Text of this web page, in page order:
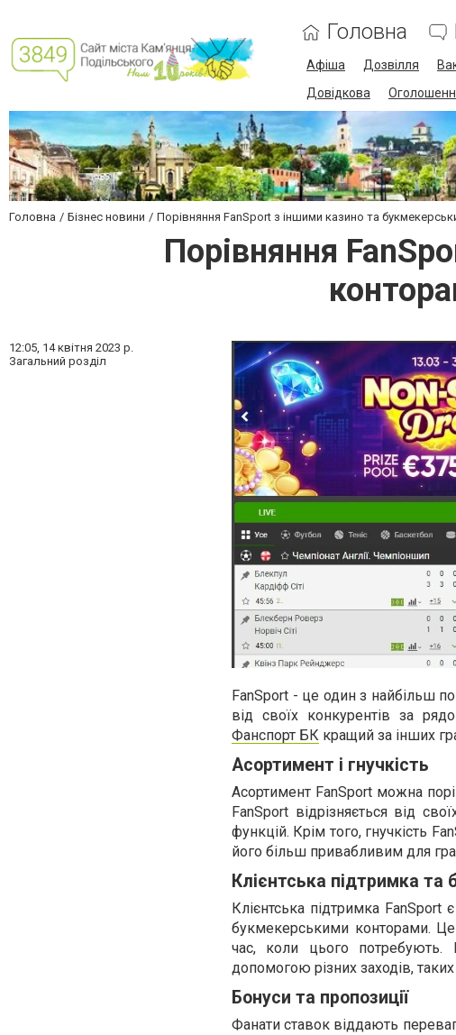
Головна
Афіша Дозвілля
Довідкова
Головна Бізнес новини Порівняння FanSport з іншими казино та
Порівняння
12:05, 14 квітня 2023 р.
Загальний розділ
FanSport - це один з найбільш
від своїх конкурентів за
Фанспорт БК кращий за інших
Асортимент і гнучкість
Асортимент FanSport можна
FanSport відрізняється від
функцій. Крім того, гнучкість
його більш привабливим для
Клієнтська підтримка та
Клієнтська підтримка
букмекерськими конторами.
час, коли цього потребують.
допомогою різних заходів,
Бонуси та пропозиції
Фанати ставок віддають